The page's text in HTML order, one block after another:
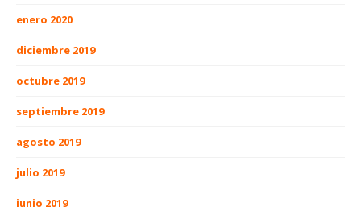
enero 2020
diciembre 2019
octubre 2019
septiembre 2019
agosto 2019
julio 2019
junio 2019